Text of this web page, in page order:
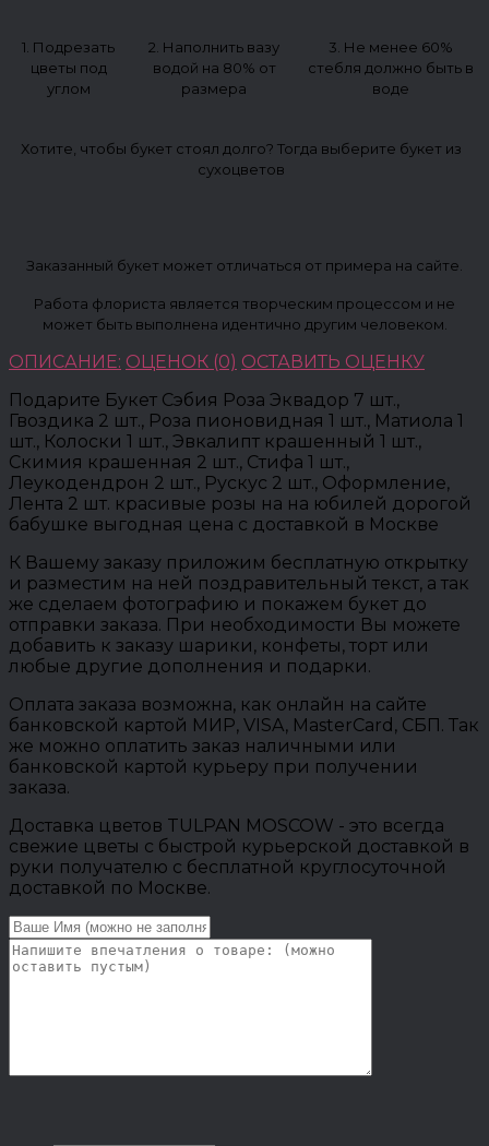
1. Подрезать
цветы под
углом
2. Наполнить вазу
водой на 80% от
размера
3. Не менее 60%
стебля должно быть в
воде
Хотите, чтобы букет стоял долго? Тогда выберите букет из
сухоцветов
Заказанный букет может отличаться от примера на сайте.
Работа флориста является творческим процессом и не
может быть выполнена идентично другим человеком.
ОПИСАНИЕ: ОЦЕНОК (0) ОСТАВИТЬ ОЦЕНКУ
Подарите Букет Сэбия Роза Эквадор 7 шт.,
Гвоздика 2 шт., Роза пионовидная 1 шт., Матиола 1
шт., Колоски 1 шт., Эвкалипт крашенный 1 шт.,
Скимия крашенная 2 шт., Стифа 1 шт.,
Леукодендрон 2 шт., Рускус 2 шт., Оформление,
Лента 2 шт. красивые розы на на юбилей дорогой
бабушке выгодная цена с доставкой в Москве
К Вашему заказу приложим бесплатную открытку
и разместим на ней поздравительный текст, а так
же сделаем фотографию и покажем букет до
отправки заказа. При необходимости Вы можете
добавить к заказу шарики, конфеты, торт или
любые другие дополнения и подарки.
Оплата заказа возможна, как онлайн на сайте
банковской картой МИР, VISA, MasterCard, СБП. Так
же можно оплатить заказ наличными или
банковской картой курьеру при получении
заказа.
Доставка цветов TULPAN MOSCOW - это всегда
свежие цветы с быстрой курьерской доставкой в
руки получателю с бесплатной круглосуточной
доставкой по Москве.